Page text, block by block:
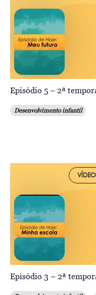
Episódio 5 – 2ª
Desenvolvimento infantil
Episódio 3 – 2ª